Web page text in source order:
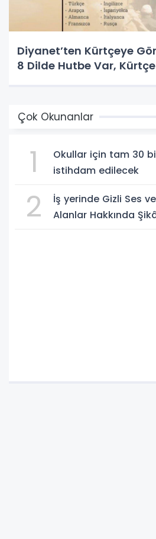
Diyanet’ten Kürtçeye
8 Dilde Hutbe Var,
Çok Okunanlar
1
Okullar için tam 30
istihdam edilecek
2
İş yerinde Gizli Ses
Alanlar Hakkında